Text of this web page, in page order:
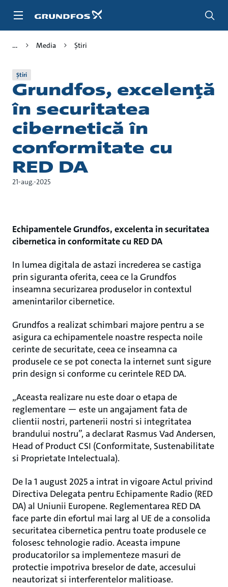
Media Știri
Știri
Grundfos, excelență
în securitatea
cibernetică în
conformitate cu
RED DA
21-aug.-2025
Echipamentele Grundfos, excelenta in securitatea
cibernetica in conformitate cu RED DA
In lumea digitala de astazi increderea se castiga
prin siguranta oferita, ceea ce la Grundfos
inseamna securizarea produselor in contextul
amenintarilor cibernetice.
Grundfos a realizat schimbari majore pentru a se
asigura ca echipamentele noastre respecta noile
cerinte de securitate, ceea ce inseamna ca
produsele ce se pot conecta la internet sunt sigure
prin design si conforme cu cerintele RED DA.
„Aceasta realizare nu este doar o etapa de
reglementare — este un angajament fata de
clientii nostri, partenerii nostri si integritatea
brandului nostru”, a declarat Rasmus Vad Andersen,
Head of Product CSI (Conformitate, Sustenabilitate
si Proprietate Intelectuala).
De la 1 august 2025 a intrat in vigoare Actul privind
Directiva Delegata pentru Echipamente Radio (RED
DA) al Uniunii Europene. Reglementarea RED DA
face parte din efortul mai larg al UE de a consolida
securitatea cibernetica pentru toate produsele ce
folosesc tehnologie radio. Aceasta impune
producatorilor sa implementeze masuri de
protectie impotriva breselor de date, accesului
neautorizat si interferentelor malitioase.